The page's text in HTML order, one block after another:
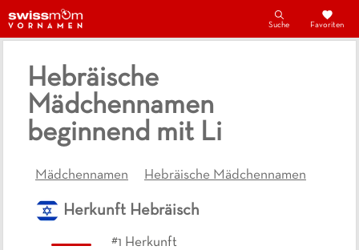
Suche Favoriten
Hebräische
Mädchennamen
beginnend mit Li
Mädchennamen Hebräische Mädchennamen
Herkunft Hebräisch
#1 Herkunft